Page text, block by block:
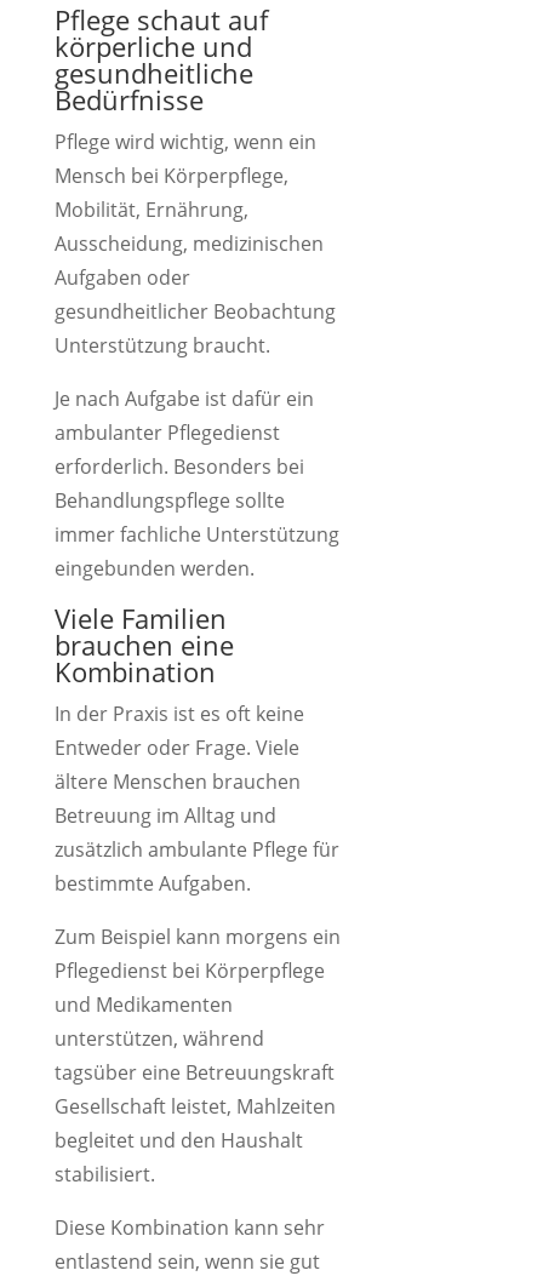
Pflege schaut auf
körperliche und
gesundheitliche
Bedürfnisse
Pflege wird wichtig, wenn ein
Mensch bei Körperpflege,
Mobilität, Ernährung,
Ausscheidung, medizinischen
Aufgaben oder
gesundheitlicher Beobachtung
Unterstützung braucht.
Je nach Aufgabe ist dafür ein
ambulanter Pflegedienst
erforderlich. Besonders bei
Behandlungspflege sollte
immer fachliche Unterstützung
eingebunden werden.
Viele Familien
brauchen eine
Kombination
In der Praxis ist es oft keine
Entweder oder Frage. Viele
ältere Menschen brauchen
Betreuung im Alltag und
zusätzlich ambulante Pflege für
bestimmte Aufgaben.
Zum Beispiel kann morgens ein
Pflegedienst bei Körperpflege
und Medikamenten
unterstützen, während
tagsüber eine Betreuungskraft
Gesellschaft leistet, Mahlzeiten
begleitet und den Haushalt
stabilisiert.
Diese Kombination kann sehr
entlastend sein, wenn sie gut